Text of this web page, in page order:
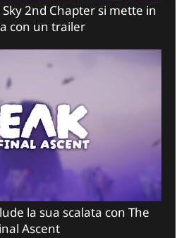
2nd Chapter si mette in
con un trailer
la sua scalata con The
Ascent